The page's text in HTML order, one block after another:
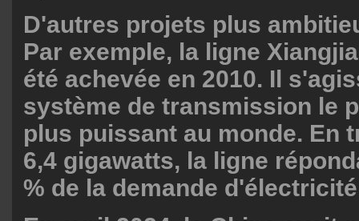
D'autres projets plus
Par exemple, la ligne
été achevée en 2010. Il
système de transmission le
plus puissant au monde. En
6,4 gigawatts, la ligne
% de la demande